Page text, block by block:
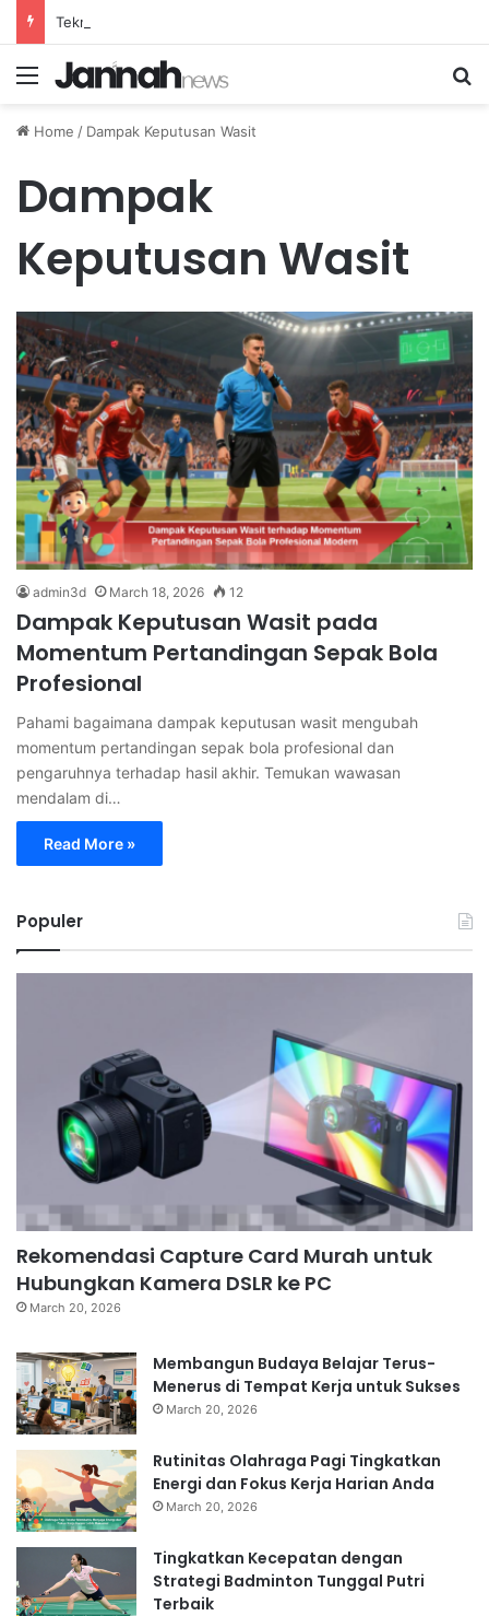
Menu
Home / Dampak Keputusan Wasit
Dampak
Keputusan Wasit
admin3d March 18, 2026 12
Dampak Keputusan Wasit pada
Momentum Pertandingan Sepak Bola
Profesional
Pahami bagaimana dampak keputusan wasit mengubah
momentum pertandingan sepak bola profesional dan
pengaruhnya terhadap hasil akhir. Temukan wawasan
mendalam di…
Read More »
Populer
Rekomendasi Capture Card Murah untuk
Hubungkan Kamera DSLR ke PC
March 20, 2026
Membangun Budaya Belajar Terus-
Menerus di Tempat Kerja untuk Sukses
March 20, 2026
Rutinitas Olahraga Pagi Tingkatkan
Energi dan Fokus Kerja Harian Anda
March 20, 2026
Tingkatkan Kecepatan dengan
Strategi Badminton Tunggal Putri
Terbaik